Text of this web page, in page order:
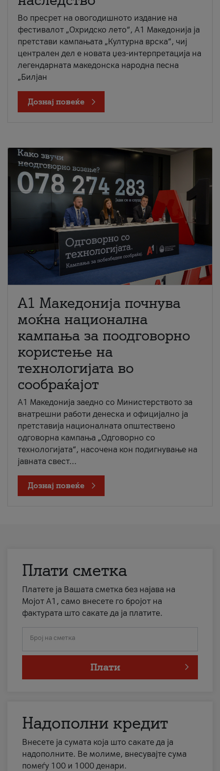
Во пресрет на овогодишното издание на
фестивалот „Охридско лето“, А1 Македонија ја
претстави кампањата „Културна врска“, чиј
централен дел е новата џез-интерпретација на
легендарната македонска народна песна
„Билјан
Дознај повеќе
A1 Македонија почнува
моќна национална
кампања за поодговорно
користење на
технологијата во
сообраќајот
A1 Македонија заедно со Министерството за
внатрешни работи денеска и официјално ја
претставија националната општествено
одговорна кампања „Одговорно со
технологијата“, насочена кон подигнување на
јавната свест...
Дознај повеќе
Плати сметка
Платете ја Вашата сметка без најава на
Мојот А1, само внесете го бројот на
фактурата што сакате да ја платите.
Број на сметка
Плати
Надополни кредит
Внесете ја сумата која што сакате да ја
надополните. Ве молиме, внесувајте сума
помеѓу 100 и 1000 денари.